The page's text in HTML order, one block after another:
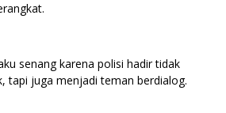
senang karena polisi hadir tidak
tapi juga menjadi teman berdialog.